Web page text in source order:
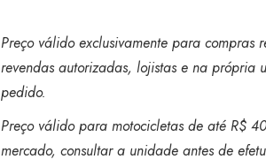
Preço válido exclusivamente para
revendas autorizadas, lojistas e na própria
pedido.
Preço válido para motocicletas de até R$
mercado, consultar a unidade antes de